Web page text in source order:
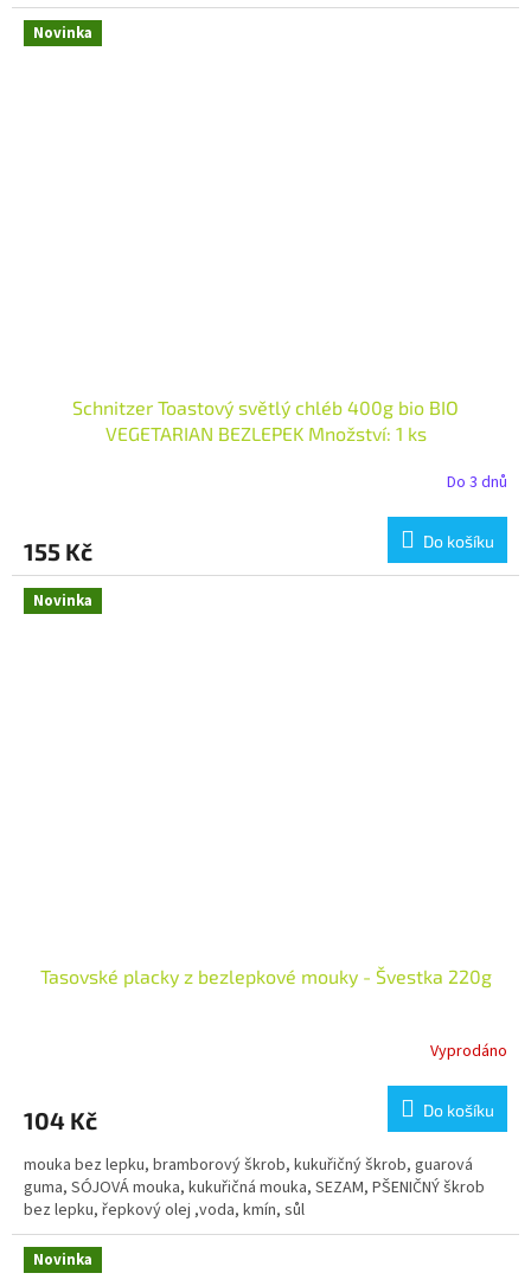
Novinka
Schnitzer Toastový světlý chléb 400g bio BIO
VEGETARIAN BEZLEPEK Množství: 1 ks
Do 3 dnů
155 Kč Do košíku
Novinka
Tasovské placky z bezlepkové mouky - Švestka 220g
Vyprodáno
104 Kč Do košíku
mouka bez lepku, bramborový škrob, kukuřičný škrob, guarová
guma, SÓJOVÁ mouka, kukuřičná mouka, SEZAM, PŠENIČNÝ škrob
bez lepku, řepkový olej ,voda, kmín, sůl
Novinka